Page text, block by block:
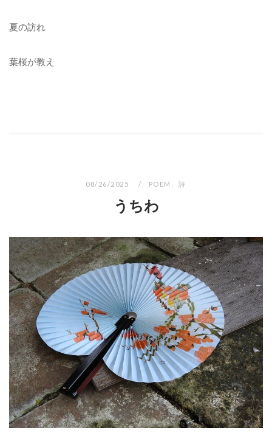
夏の訪れ
葉桜が教え
08/26/2025 POEM 、詩
うちわ